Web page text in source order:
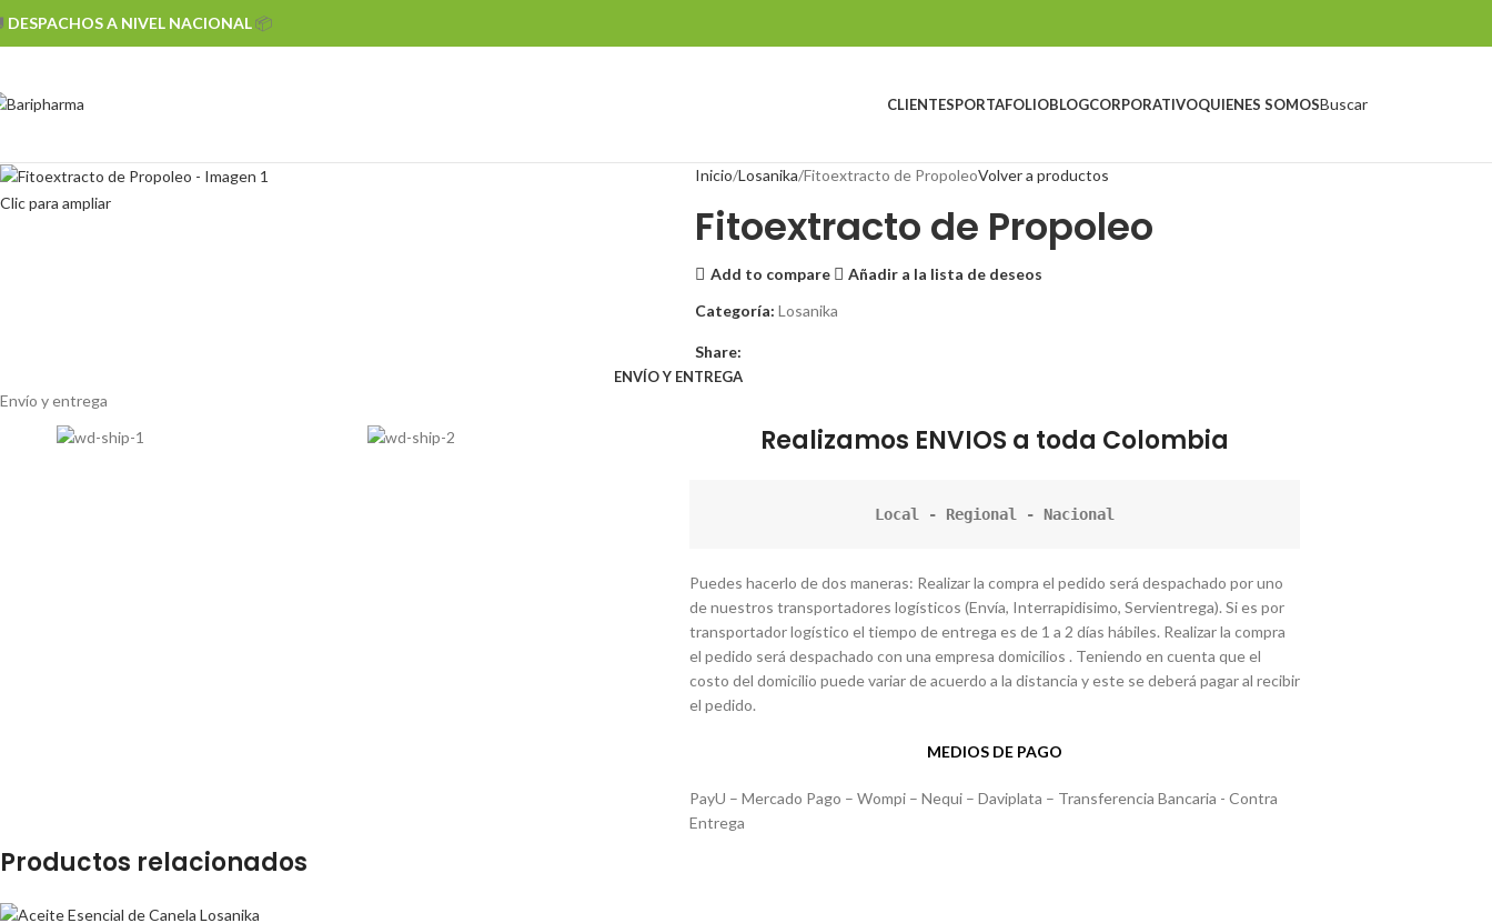
DESPACHOS A NIVEL NACIONAL📦
CLIENTESPORTAFOLIOBLOGCORPORATIVOQUIENES SOMOSBuscar
Clic para ampliar
Inicio Losanika Fitoextracto de PropoleoVolver a productos
Fitoextracto de Propoleo
Add to compare
Añadir a la lista de deseos
Categoría: Losanika
Share:
ENVÍO Y ENTREGA
Envío y entrega
Realizamos ENVIOS a toda Colombia
Local - Regional - Nacional
Puedes hacerlo de dos maneras: Realizar la compra el pedido será despachado por uno
de nuestros transportadores logísticos (Envía, Interrapidisimo, Servientrega). Si es por
transportador logístico el tiempo de entrega es de 1 a 2 días hábiles. Realizar la compra
el pedido será despachado con una empresa domicilios . Teniendo en cuenta que el
costo del domicilio puede variar de acuerdo a la distancia y este se deberá pagar al recibir
el pedido.
MEDIOS DE PAGO
PayU – Mercado Pago – Wompi – Nequi – Daviplata – Transferencia Bancaria - Contra
Entrega
Productos relacionados